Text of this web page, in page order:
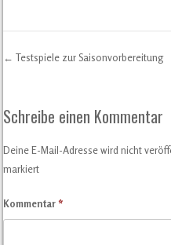
← Testspiele zur Saisonvorbereitung
Schreibe einen Kommentar
Deine E-Mail-Adresse wird nicht
markiert
Kommentar*